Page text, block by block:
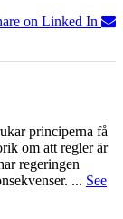
on Linked In
principerna få
om att regler är
regeringen
... See